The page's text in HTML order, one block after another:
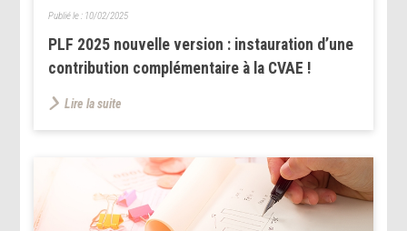
PLF 2025 nouvelle version : instauration d’une
contribution complémentaire à la CVAE !
Publié le : 10/02/2025
Lire la suite